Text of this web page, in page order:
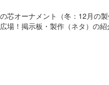
芯オーナメント（冬：12月の
場！掲示板・製作（ネタ）の紹